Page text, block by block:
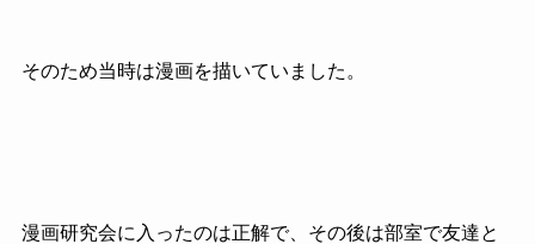
そのため当時は漫画を描いていました。
漫画研究会に入ったのは正解で、その後は部室で友達と